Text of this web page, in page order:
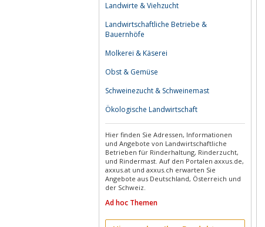
Landwirte & Viehzucht
Landwirtschaftliche Betriebe &
Bauernhöfe
Molkerei & Käserei
Obst & Gemüse
Schweinezucht & Schweinemast
Ökologische Landwirtschaft
Hier finden Sie Adressen, Informationen
und Angebote von Landwirtschaftliche
Betrieben für Rinderhaltung, Rinderzucht,
und Rindermast. Auf den Portalen axxus.de,
axxus.at und axxus.ch erwarten Sie
Angebote aus Deutschland, Österreich und
der Schweiz.
Ad hoc Themen